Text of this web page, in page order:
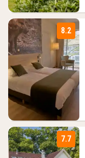
8.2
7.7